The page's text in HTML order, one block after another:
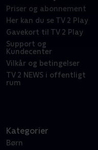
Priser og abonnement
Her kan du se TV 2 Play
Gavekort til TV 2 Play
Support og
Kundecenter
Vilkår og betingelser
TV 2 NEWS i offentligt
rum
Kategorier
Børn